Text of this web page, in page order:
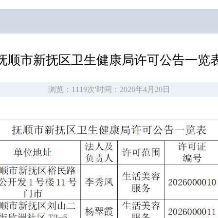
顺市新抚区卫生健康局许可公告一览
浏览：1119次'时间：2026年4月20日